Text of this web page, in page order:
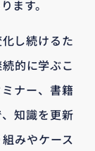
ます。
し続けるた
的に学ぶこ
ナー、書籍
知識を更新
みやケース